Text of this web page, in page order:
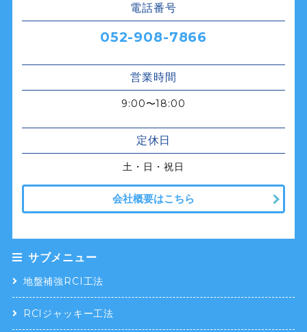
電話番号
052-908-7866
営業時間
9:00〜18:00
定休日
土・日・祝日
会社概要はこちら
サブメニュー
地盤補強RCI工法
RCIジャッキー工法